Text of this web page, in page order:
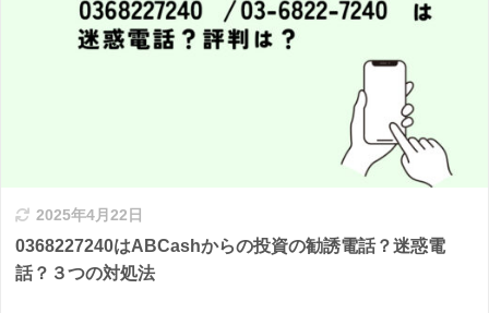
2025年4月22日
0368227240はABCashからの投資の勧誘電話？迷惑電
話？３つの対処法